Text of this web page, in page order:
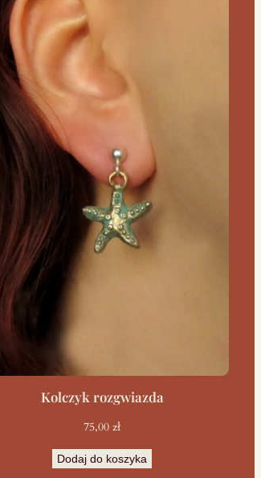
Kolczyk rozgwiazda
75,00 zł
Dodaj do koszyka